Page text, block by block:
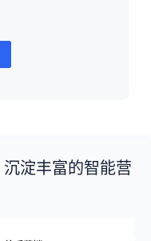
淀丰富的智能营